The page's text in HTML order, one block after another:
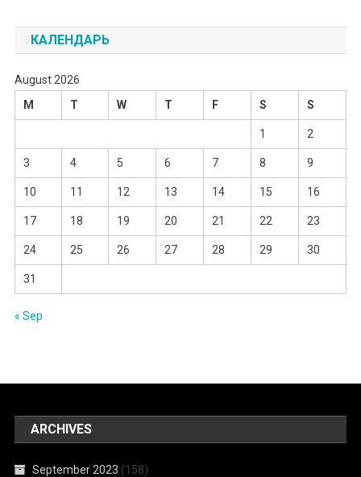
КАЛЕНДАРЬ
August 2026
M
T W T F S S
1 2
3 4 5 6 7 8 9
10 11 12 13 14 15 16
17 18 19 20 21 22 23
24 25 26 27 28 29 30
31
« Sep
ARCHIVES
September 2023 (158)